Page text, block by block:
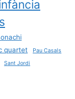
quartet Pau Casals
Sant Jordi